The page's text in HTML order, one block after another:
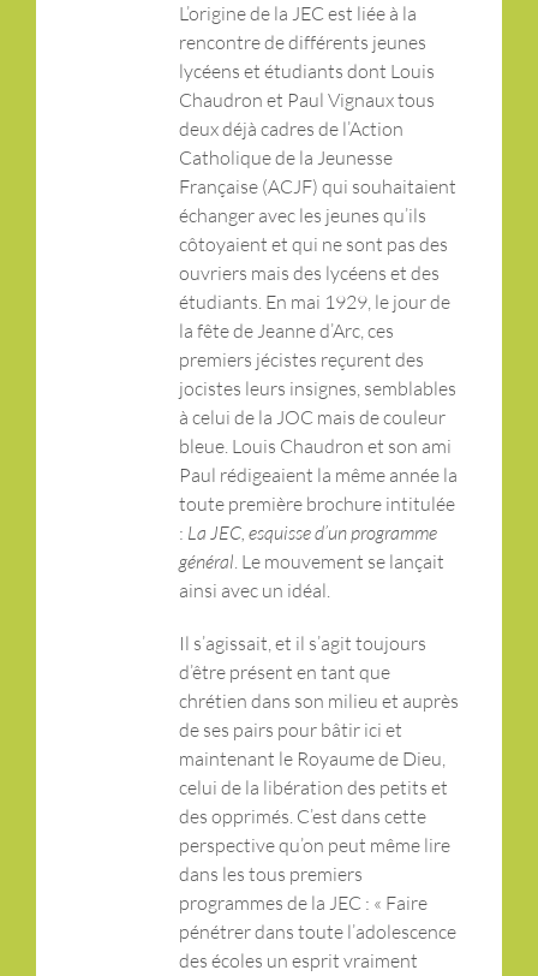
L’origine de la JEC est liée à la
rencontre de différents jeunes
lycéens et étudiants dont Louis
Chaudron et Paul Vignaux tous
deux déjà cadres de l’Action
Catholique de la Jeunesse
Française (ACJF) qui souhaitaient
échanger avec les jeunes qu’ils
côtoyaient et qui ne sont pas des
ouvriers mais des lycéens et des
étudiants. En mai 1929, le jour de
la fête de Jeanne d’Arc, ces
premiers jécistes reçurent des
jocistes leurs insignes, semblables
à celui de la JOC mais de couleur
bleue. Louis Chaudron et son ami
Paul rédigeaient la même année la
toute première brochure intitulée
: La JEC, esquisse d’un programme
général. Le mouvement se lançait
ainsi avec un idéal.
Il s’agissait, et il s’agit toujours
d’être présent en tant que
chrétien dans son milieu et auprès
de ses pairs pour bâtir ici et
maintenant le Royaume de Dieu,
celui de la libération des petits et
des opprimés. C’est dans cette
perspective qu’on peut même lire
dans les tous premiers
programmes de la JEC : « Faire
pénétrer dans toute l’adolescence
des écoles un esprit vraiment